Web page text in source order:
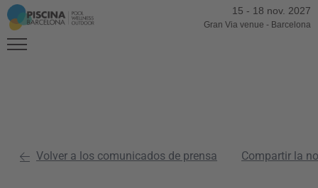
15 - 18 nov. 2027
Gran Via venue - Barcelona
Volver a los comunicados de prensa Compartir la